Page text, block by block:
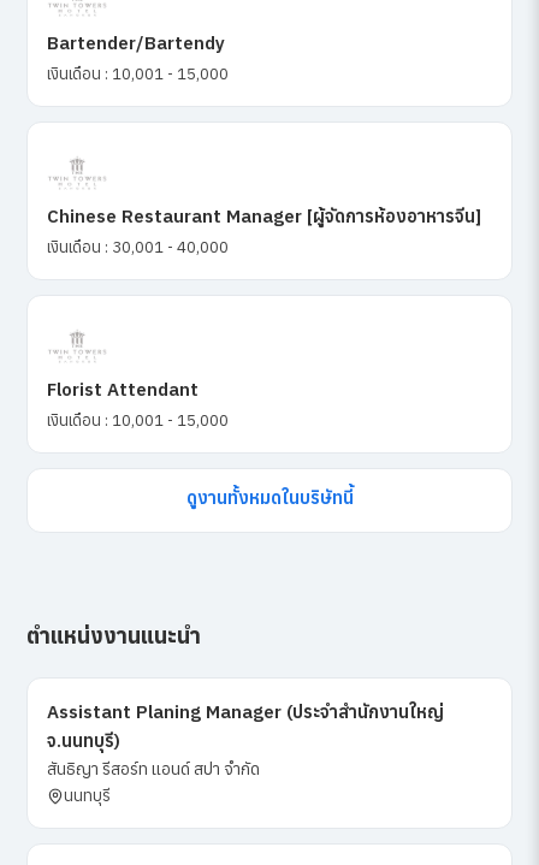
Bartender/Bartendy
เงินเดือน : 10,001 - 15,000
Chinese Restaurant Manager [ผู้จัดการห้องอาหารจีน]
เงินเดือน : 30,001 - 40,000
Florist Attendant
เงินเดือน : 10,001 - 15,000
ดูงานทั้งหมดในบริษัทนี้
ตำแหน่งงานแนะนำ
Assistant Planing Manager (ประจำสำนักงานใหญ่
จ.นนทบุรี)
สันธิญา รีสอร์ท แอนด์ สปา จำกัด
นนทบุรี